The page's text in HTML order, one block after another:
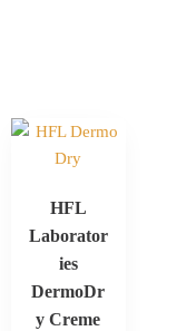
HFL
Laborator
ies
DermoDr
y Creme